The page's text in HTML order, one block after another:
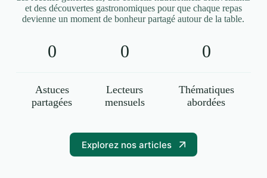
et des découvertes gastronomiques pour que chaque repas
devienne un moment de bonheur partagé autour de la table.
0
Astuces
partagées
0
Lecteurs
mensuels
0
Thématiques
abordées
Explorez nos articles